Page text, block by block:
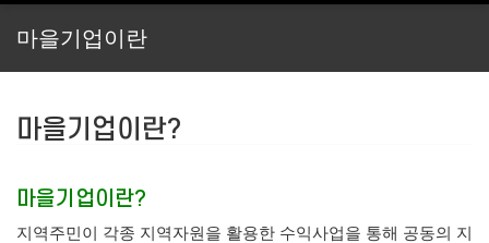
마을기업이란
마을기업이란?
마을기업이란?
지역주민이 각종 지역자원을 활용한 수익사업을 통해 공동의 지